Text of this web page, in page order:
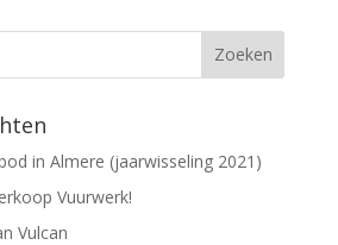
in Almere (jaarwisseling 2021)
Vuurwerk!
Vulcan